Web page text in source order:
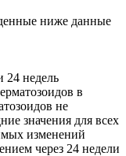
ниже данные
24 недель
в
не
значения для всех
изменений
через 24 недели